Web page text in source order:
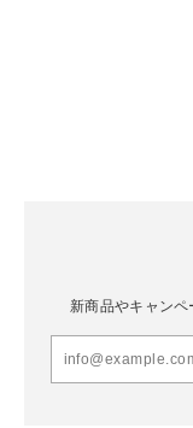
新商品やキャンペ